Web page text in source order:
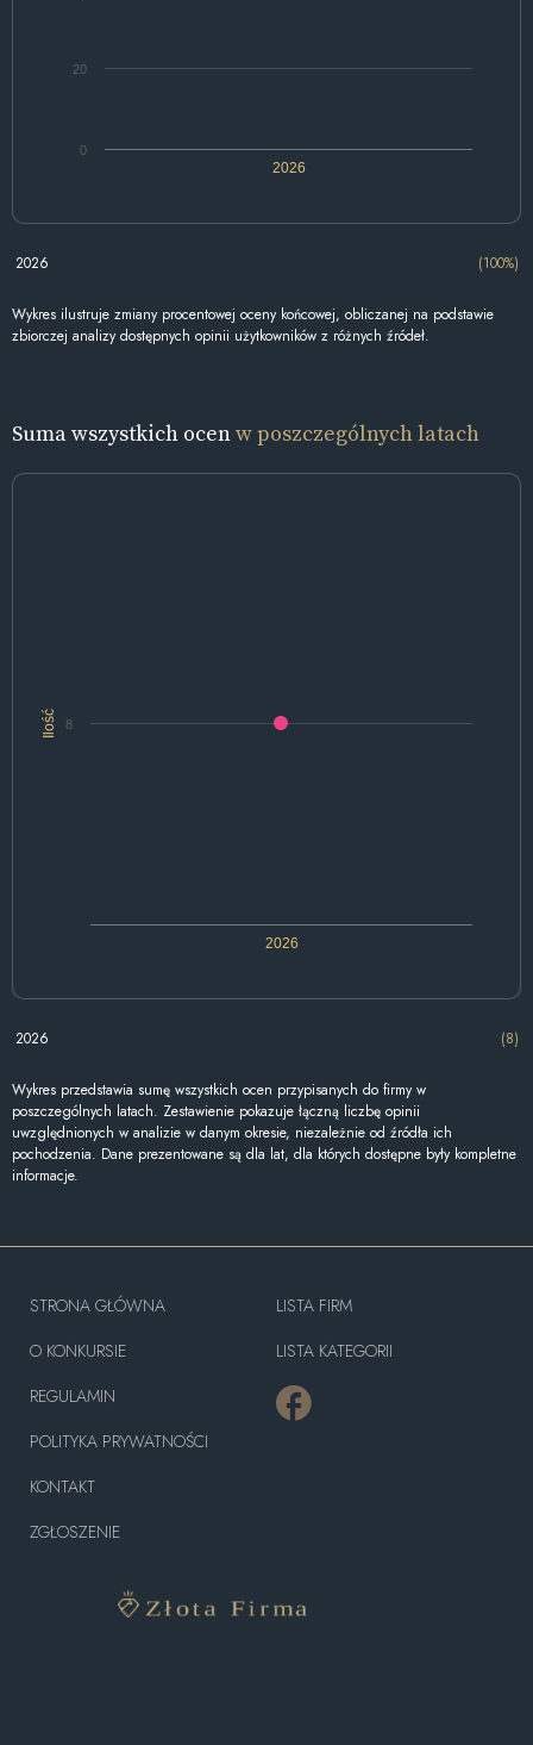
2026
0
20
2026 (100%)
Wykres ilustruje zmiany procentowej oceny końcowej, obliczanej na podstawie
zbiorczej analizy dostępnych opinii użytkowników z różnych źródeł.
Suma wszystkich ocenw poszczególnych latach
Ilość
2026
8
2026 (8)
Wykres przedstawia sumę wszystkich ocen przypisanych do firmy w
poszczególnych latach. Zestawienie pokazuje łączną liczbę opinii
uwzględnionych w analizie w danym okresie, niezależnie od źródła ich
pochodzenia. Dane prezentowane są dla lat, dla których dostępne były kompletne
informacje.
STRONA GŁÓWNA
O KONKURSIE
REGULAMIN
POLITYKA PRYWATNOŚCI
KONTAKT
ZGŁOSZENIE
LISTA FIRM
LISTA KATEGORII